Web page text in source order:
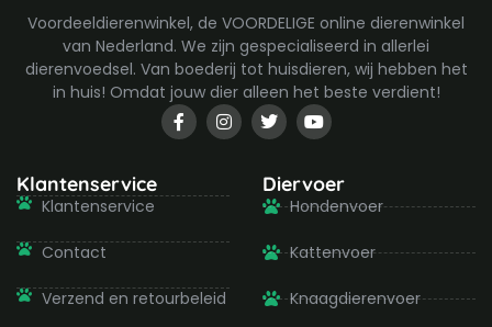
Voordeeldierenwinkel, de VOORDELIGE online dierenwinkel
van Nederland. We zijn gespecialiseerd in allerlei
dierenvoedsel. Van boederij tot huisdieren, wij hebben het
in huis! Omdat jouw dier alleen het beste verdient!
F
a
c
o
I
n
s
g
T
w
i
t
e
r
Y
o
u
u
b
e
Klantenservice
Klantenservice
Contact
Verzend en retourbeleid
Diervoer
Hondenvoer
Kattenvoer
Knaagdierenvoer